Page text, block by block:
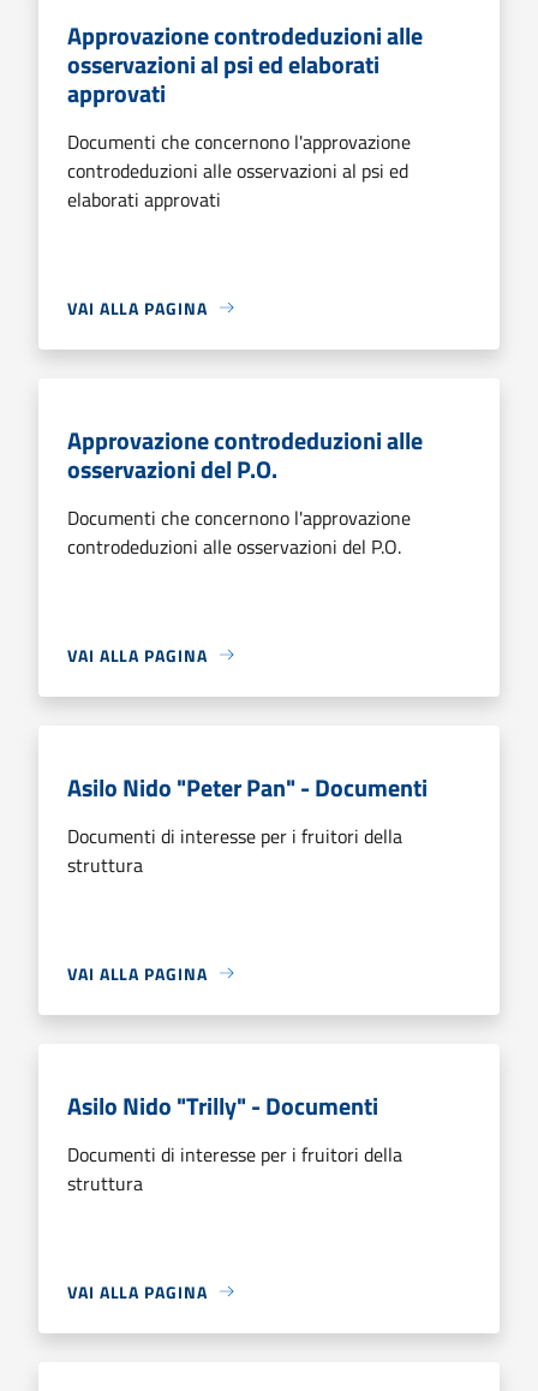
Approvazione controdeduzioni alle
osservazioni al psi ed elaborati
approvati
Documenti che concernono l'approvazione
controdeduzioni alle osservazioni al psi ed
elaborati approvati
VAI ALLA PAGINA
Approvazione controdeduzioni alle
osservazioni del P.O.
Documenti che concernono l'approvazione
controdeduzioni alle osservazioni del P.O.
VAI ALLA PAGINA
Asilo Nido "Peter Pan" - Documenti
Documenti di interesse per i fruitori della
struttura
VAI ALLA PAGINA
Asilo Nido "Trilly" - Documenti
Documenti di interesse per i fruitori della
struttura
VAI ALLA PAGINA